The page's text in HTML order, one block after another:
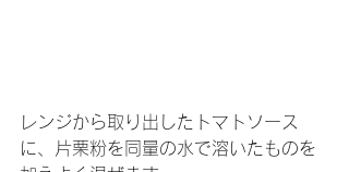
レンジから取り出したトマトソース
に、片栗粉を同量の水で溶いたものを